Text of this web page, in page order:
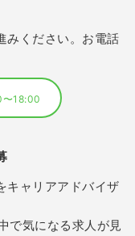
みください。お電話
18:00
キャリアアドバイザ
で気になる求人が見